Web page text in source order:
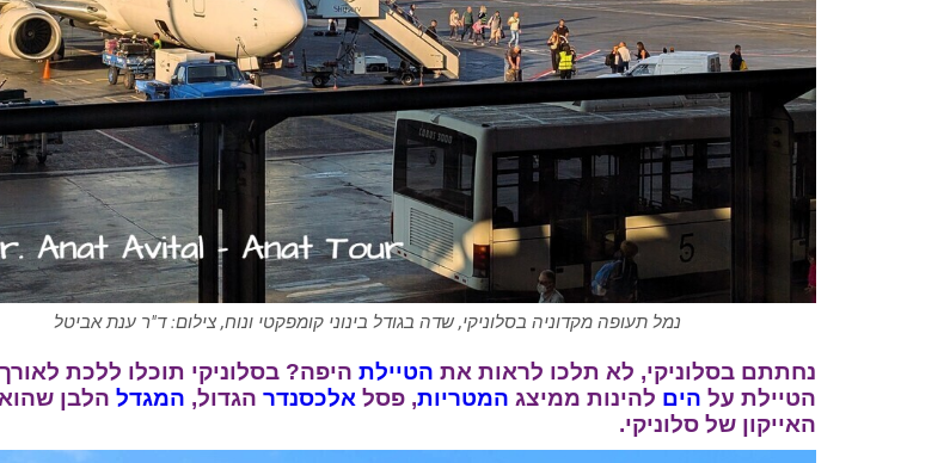
נמל תעופה מקדוניה בסלוניקי, שדה בגודל בינוני קומפקטי ונוח, צילום: ד"ר ענת אביטל
נחתתם בסלוניקי, לא תלכו לראות את הטיילת היפה? בסלוניקי תוכלו ללכת לאורך
הטיילת על הים להינות ממיצג המטריות, פסל אלכסנדר הגדול, המגדל הלבן
האייקון של סלוניקי.